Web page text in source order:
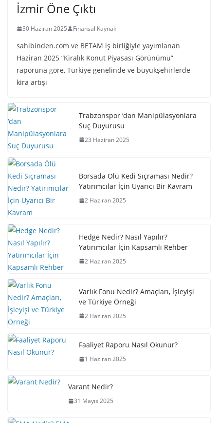
İzmir Öne Çıktı
30 Haziran 2025 Finansal Kaynak
sahibinden.com ve BETAM iş birliğiyle yayımlanan
Haziran 2025 “Kiralık Konut Piyasası Görünümü”
raporuna göre, Türkiye genelinde ve büyükşehirlerde
kira artışı
Trabzonspor ‘dan Manipülasyonlara
Suç Duyurusu
23 Haziran 2025
Borsada Ölü Kedi Sıçraması Nedir?
Yatırımcılar İçin Uyarıcı Bir Kavram
2 Haziran 2025
Hedge Nedir? Nasıl Yapılır?
Yatırımcılar İçin Kapsamlı Rehber
2 Haziran 2025
Varlık Fonu Nedir? Amaçları, İşleyişi
ve Türkiye Örneği
2 Haziran 2025
Faaliyet Raporu Nasıl Okunur?
1 Haziran 2025
Varant Nedir?
31 Mayıs 2025